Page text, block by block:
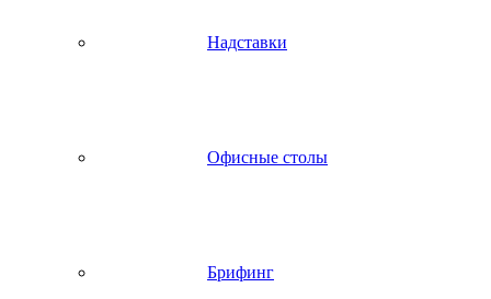
Надставки
Офисные столы
Брифинг